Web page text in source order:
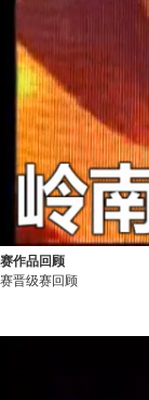
作品回顾
晋级赛回顾